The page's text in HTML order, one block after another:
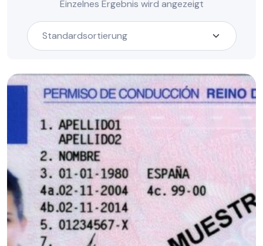
Einzelnes Ergebnis wird angezeigt